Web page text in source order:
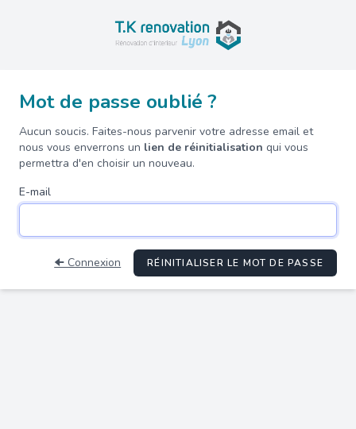
Mot de passe oublié ?
Aucun soucis. Faites-nous parvenir votre adresse email et
nous vous enverrons un lien de réinitialisation qui vous
permettra d'en choisir un nouveau.
E-mail
🠈 Connexion RÉINITIALISER LE MOT DE PASSE